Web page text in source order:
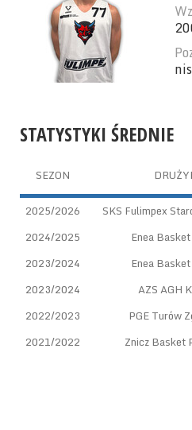
STATYSTYKI ŚREDNIE
SEZON
2025/2026 SKS Fulimpex
2024/2025
Enea
2023/2024
Enea
2023/2024
AZS AGH
2022/2023
PGE Turów
2021/2022
Znicz Basket